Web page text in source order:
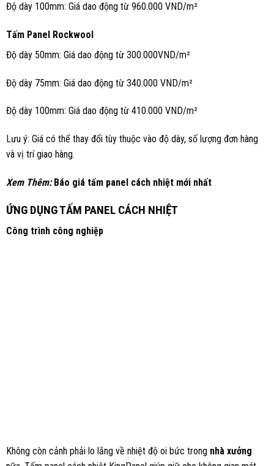
Độ dày 100mm: Giá dao động từ 960.000 VND/m²
Tấm Panel Rockwool
Độ dày 50mm: Giá dao động từ 300.000VND/m²
Độ dày 75mm: Giá dao động từ 340.000 VND/m²
Độ dày 100mm: Giá dao động từ 410.000 VND/m²
Lưu ý: Giá có thể thay đổi tùy thuộc vào độ dày, số lượng đơn hàng
và vị trí giao hàng.
Xem Thêm:Báo giá tấm panel cách nhiệt mới nhất
ỨNG DỤNG TẤM PANEL CÁCH NHIỆT
Công trình công nghiệp
Không còn cảnh phải lo lắng về nhiệt độ oi bức trong nhà xưởng